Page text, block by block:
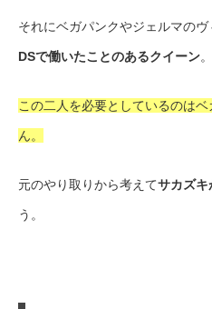
それにベガパンクやジェルマの
DSで働いたことのあるクイーン。
この二人を必要としているのは
ん。
元のやり取りから考えてサカズキ
う。